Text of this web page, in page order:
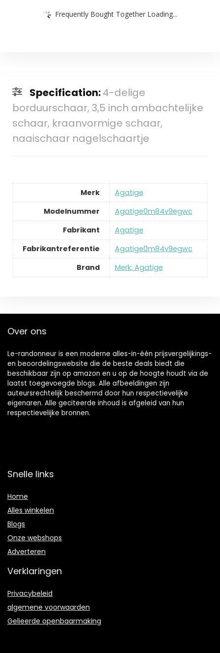
Frequently Bought Together Loading...
Specification:4-delige
borduurschaar, 3,5 inch ambachtelijke
schaar, kraanvormige schaar,
naaischaar nagelschaartje
Merk
‎Agatige
Modelnummer
‎Agatige0m84v9egwc
Fabrikant
‎Agatige
Fabrikantreferentie
‎Agatige0m84v9egwc
Brand
Merk: Agatige
Over ons
Le-randonneur is een moderne alles-in-één prijsvergelijkings-
en beoordelingswebsite die de beste deals biedt die
beschikbaar zijn op amazon en u op de hoogte houdt via de
laatst toegevoegde blogs. Alle afbeeldingen zijn
auteursrechtelijk beschermd door hun respectievelijke
eigenaren. Alle geciteerde inhoud is afgeleid van hun
respectievelijke bronnen.
Snelle links
Home
Alles winkelen
Blogs
Onze webshops
Adverteren
Verklaringen
Privacybeleid
algemene voorwaarden
Gelieerde openbaarmaking